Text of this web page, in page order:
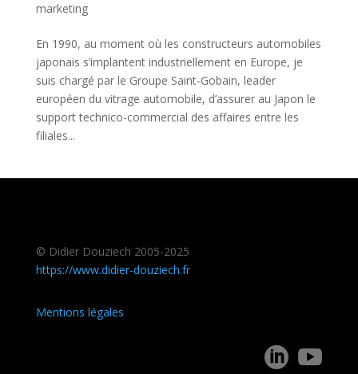
marketing
En 1990, au moment où les constructeurs automobiles
japonais s’implantent industriellement en Europe, je
suis chargé par le Groupe Saint-Gobain, leader
européen du vitrage automobile, d’assurer au Japon le
support technico-commercial des affaires entre les
filiales...
© Didier Douziech 2005-2025
https://www.didier-douziech.fr
Mentions légales
 